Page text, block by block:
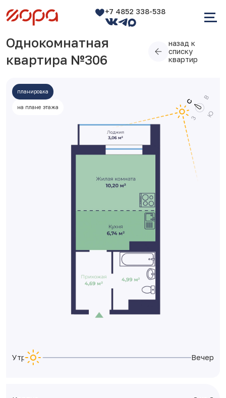
+7 4852 338-538
Однокомнатная
квартира №306
назад к
списку
квартир
планировка
на плане этажа
Утро Вечер